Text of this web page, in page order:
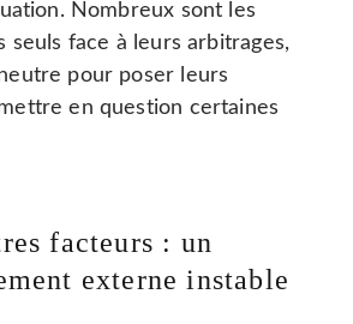
Nombreux sont les
seuls face à leurs arbitrages,
pour poser leurs
en question certaines
facteurs : un
externe instable